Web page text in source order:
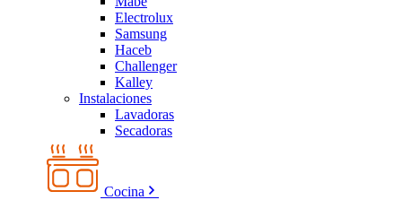
Electrolux
Samsung
Haceb
Challenger
Kalley
Instalaciones
Lavadoras
Secadoras
Cocina